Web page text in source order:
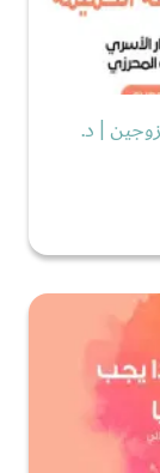
| د.